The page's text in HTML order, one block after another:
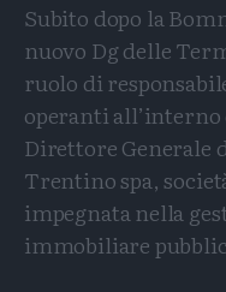
Subito dopo la
nuovo Dg delle
ruolo di
operanti
Direttore Generale
Trentino spa,
impegnata nella
immobiliare